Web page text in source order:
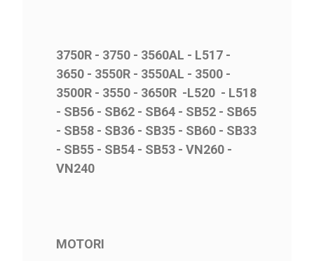
3750R - 3750 - 3560AL - L517 -
3650 - 3550R - 3550AL - 3500 -
3500R - 3550 - 3650R -L520 - L518
- SB56 - SB62 - SB64 - SB52 - SB65
- SB58 - SB36 - SB35 - SB60 - SB33
- SB55 - SB54 - SB53 - VN260 -
VN240
MOTORI